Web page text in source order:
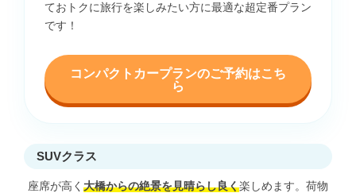
ておトクに旅行を楽しみたい方に最適な超定番プラン
です！
コンパクトカープランのご予約はこち
ら
SUVクラス
座席が高く 大橋からの絶景を見晴らし良く楽しめます。荷物